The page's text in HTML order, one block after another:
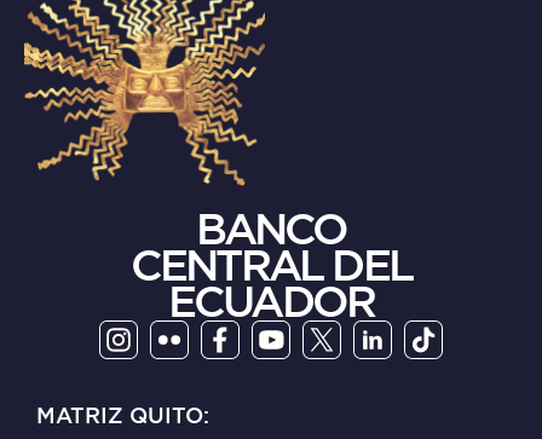
BANCO
CENTRAL DEL
ECUADOR
MATRIZ QUITO: